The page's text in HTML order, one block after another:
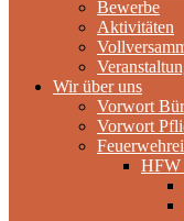
Bewerbe
Aktivitäten
Wir über uns
Vorwort
Vorwort
HFW